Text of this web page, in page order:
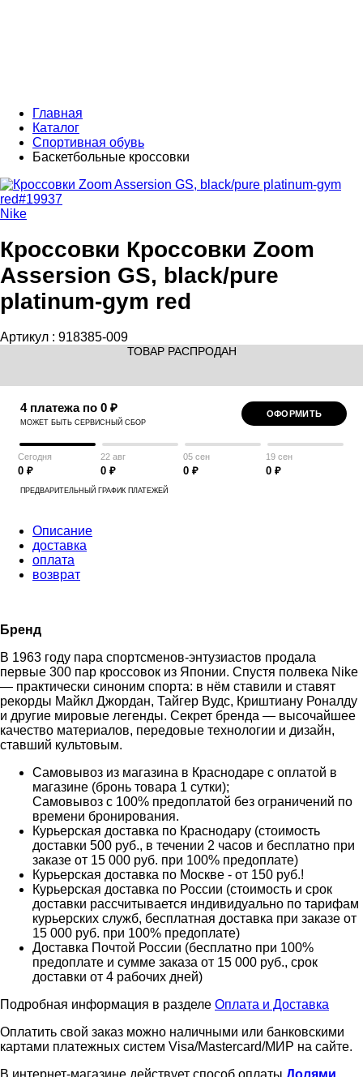
Главная
Каталог
Спортивная обувь
Баскетбольные кроссовки
Nike
Кроссовки Кроссовки Zoom
Assersion GS, black/pure
platinum-gym red
Артикул : 918385-009
ТОВАР РАСПРОДАН
4 платежа по 0 ₽
МОЖЕТ БЫТЬ СЕРВИСНЫЙ СБОР
ОФОРМИТЬ
Сегодня
0 ₽
22 авг
0 ₽
05 сен
0 ₽
19 сен
0 ₽
ПРЕДВАРИТЕЛЬНЫЙ ГРАФИК ПЛАТЕЖЕЙ
Описание
доставка
оплата
возврат
Бренд
В 1963 году пара спортсменов-энтузиастов продала
первые 300 пар кроссовок из Японии. Спустя полвека Nike
— практически синоним спорта: в нём ставили и ставят
рекорды Майкл Джордан, Тайгер Вудс, Криштиану Роналду
и другие мировые легенды. Секрет бренда — высочайшее
качество материалов, передовые технологии и дизайн,
ставший культовым.
Самовывоз из магазина в Краснодаре с оплатой в
магазине (бронь товара 1 сутки);
Самовывоз с 100% предоплатой без ограничений по
времени бронирования.
Курьерская доставка по Краснодару (стоимость
доставки 500 руб., в течении 2 часов и бесплатно при
заказе от 15 000 руб. при 100% предоплате)
Курьерская доставка по Москве - от 150 руб.!
Курьерская доставка по России (стоимость и срок
доставки рассчитывается индивидуально по тарифам
курьерских служб, бесплатная доставка при заказе от
15 000 руб. при 100% предоплате)
Доставка Почтой России (бесплатно при 100%
предоплате и сумме заказа от 15 000 руб., срок
доставки от 4 рабочих дней)
Подробная информация в разделе Оплата и Доставка
Оплатить свой заказ можно наличными или банковскими
картами платежных систем Visa/Mastercard/МИР на сайте.
В интернет-магазине действует способ оплаты Долями